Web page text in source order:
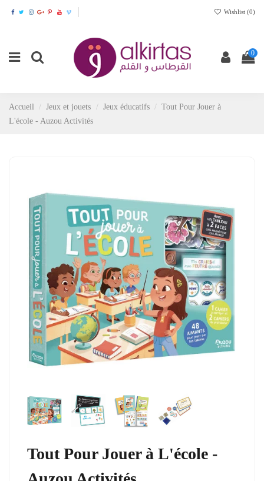
Wishlist (0)
0
Accueil Jeux et jouets Jeux éducatifs
Tout Pour Jouer à
L'école - Auzou Activités
Tout Pour Jouer à L'école -